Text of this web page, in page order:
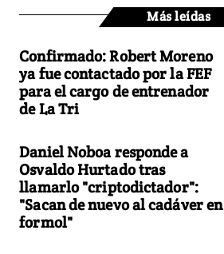
Más leídas
Confirmado: Robert Moreno
ya fue contactado por la FEF
para el cargo de entrenador
de La Tri
Daniel Noboa responde a
Osvaldo Hurtado tras
llamarlo "criptodictador":
"Sacan de nuevo al cadáver en
formol"